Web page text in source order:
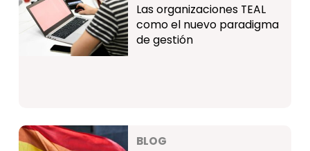
Las organizaciones TEAL
como el nuevo paradigma
de gestión
BLOG